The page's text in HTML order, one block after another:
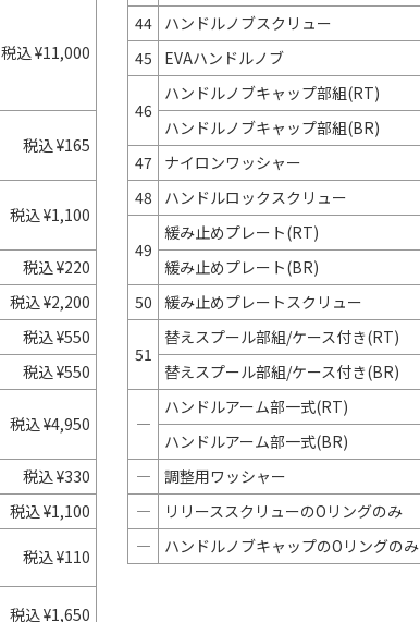
税込 ¥11,000
税込 ¥165
税込 ¥1,100
税込 ¥220
税込 ¥2,200
税込 ¥550
税込 ¥550
税込 ¥4,950
税込 ¥330
税込 ¥1,100
税込 ¥110
税込 ¥1,650
44
ハンドルノブスクリュー
45
EVAハンドルノブ
46
ハンドルノブキャップ部組(RT)
ハンドルノブキャップ部組(BR)
47
ナイロンワッシャー
48
ハンドルロックスクリュー
49
緩み止めプレート(RT)
緩み止めプレート(BR)
50
緩み止めプレートスクリュー
51
替えスプール部組/ケース付き(RT)
替えスプール部組/ケース付き(BR)
―
ハンドルアーム部一式(RT)
ハンドルアーム部一式(BR)
―
調整用ワッシャー
―
リリーススクリューのOリングのみ
―
ハンドルノブキャップのOリングのみ